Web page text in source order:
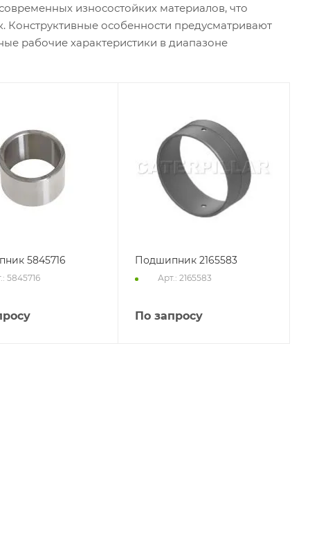
износостойких материалов, что
Конструктивные особенности предусматривают
рабочие характеристики в диапазоне
5845716
5845716
Подшипник 2165583
Арт.: 2165583
По запросу